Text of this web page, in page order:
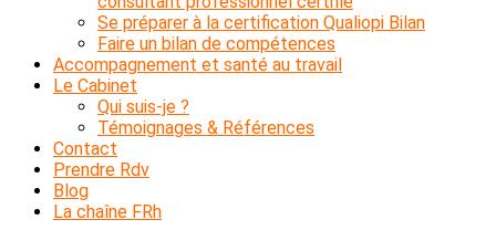
Se préparer à la certification Qualiopi Bilan
Faire un bilan de compétences
Accompagnement et santé au travail
Le Cabinet
Qui suis-je ?
Témoignages & Références
Contact
Prendre Rdv
Blog
La chaîne FRh